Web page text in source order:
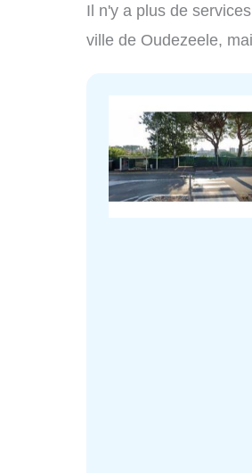
Il n'y a plus de
ville de Oudezeele,